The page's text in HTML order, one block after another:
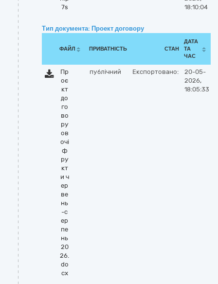
7s
18:10:04
Тип документа: Проект договору
ФАЙЛ ПРИВАТНІСТЬ СТАН
ДАТА
ТА
ЧАС
Пр
оє
кт
до
го
во
ру
ов
очі
ф
ру
кт
и ч
ер
ве
нь
-с
ер
пе
нь
20
26.
do
cx
публічний Експортовано:
20-05-
2026,
18:05:33